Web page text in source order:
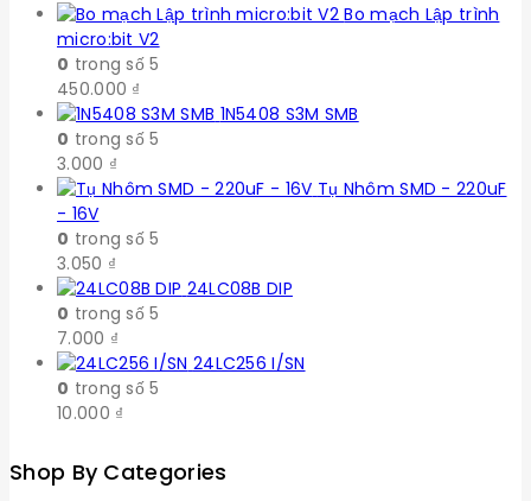
Bo mạch Lập trình
micro:bit V2
0 trong số 5
450.000 ₫
1N5408 S3M SMB
0 trong số 5
3.000 ₫
Tụ Nhôm SMD - 220uF
- 16V
0 trong số 5
3.050 ₫
24LC08B DIP
0 trong số 5
7.000 ₫
24LC256 I/SN
0 trong số 5
10.000 ₫
Shop By Categories